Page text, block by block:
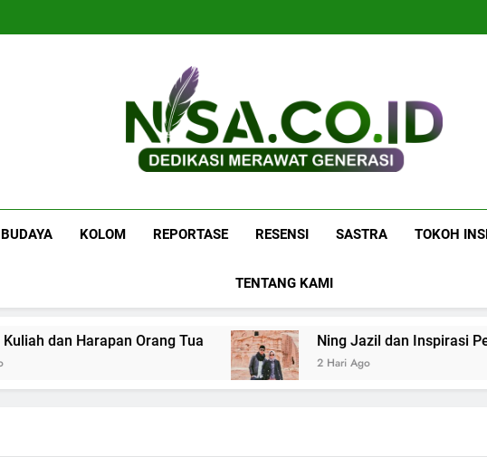
Nisa.co.id
BUDAYA KOLOM REPORTASE RESENSI SASTRA TOKOH
TENTANG KAMI
dan Harapan Orang Tua Ning Jazil dan Inspirasi
2 Hari Ago